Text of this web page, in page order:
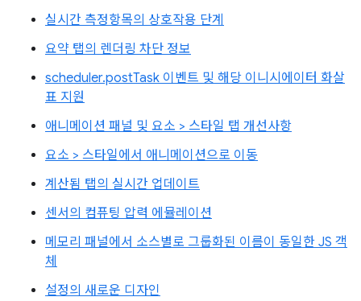
실시간 측정항목의 상호작용 단계
요약 탭의 렌더링 차단 정보
scheduler.postTask 이벤트 및 해당 이니시에이터 화살
표 지원
애니메이션 패널 및 요소 > 스타일 탭 개선사항
요소 > 스타일에서 애니메이션으로 이동
계산됨 탭의 실시간 업데이트
센서의 컴퓨팅 압력 에뮬레이션
메모리 패널에서 소스별로 그룹화된 이름이 동일한 JS 객
체
설정의 새로운 디자인